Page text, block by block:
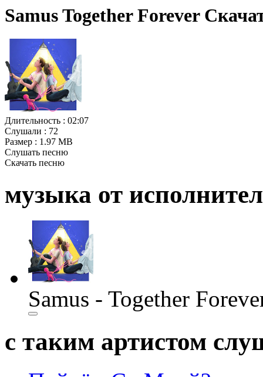
Samus Together Forever
Длительность : 02:07
Слушали : 72
Размер : 1.97 MB
Слушать песню
Скачать песню
музыка от
Samus - Together
с таким артистом